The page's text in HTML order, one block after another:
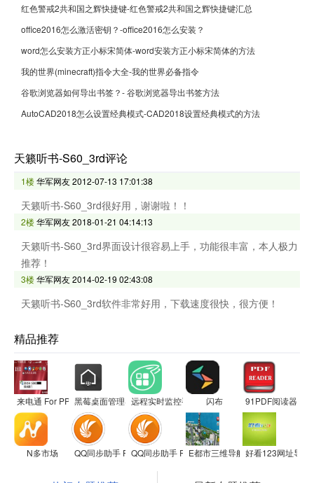
红色警戒2共和国之辉快捷键-红色警戒2共和国之辉快捷键汇总
office2016怎么激活密钥？-office2016怎么安装？
word怎么安装方正小标宋简体-word安装方正小标宋简体的方法
我的世界(minecraft)指令大全-我的世界必备指令
谷歌浏览器如何导出书签？- 谷歌浏览器导出书签方法
AutoCAD2018怎么设置经典模式-CAD2018设置经典模式的方法
天籁听书-S60_3rd评论
1楼华军网友2012-07-13 17:01:38
天籁听书-S60_3rd很好用，谢谢啦！！
2楼华军网友2018-01-21 04:14:13
天籁听书-S60_3rd界面设计很容易上手，功能很丰富，本人极力
推荐！
3楼华军网友2014-02-19 02:43:08
天籁听书-S60_3rd软件非常好用，下载速度很快，很方便！
精品推荐
来电通 For PPC黑莓桌面管理器远程实时监控手机软件maply
闪布 91PDF阅读器For
N多市场 QQ同步助手 For S60V3QQ同步助手 For S60V5E都市三维导航软件好看123网址导航